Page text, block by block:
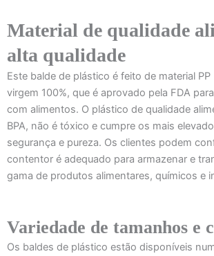
Material de qualidade
alta qualidade
Este balde de plástico é feito de material
virgem 100%, que é aprovado pela FDA
com alimentos. O plástico de qualidade
BPA, não é tóxico e cumpre os mais
segurança e pureza. Os clientes podem
contentor é adequado para armazenar e
gama de produtos alimentares, químicos e
Variedade de tamanhos e
Os baldes de plástico estão disponíveis